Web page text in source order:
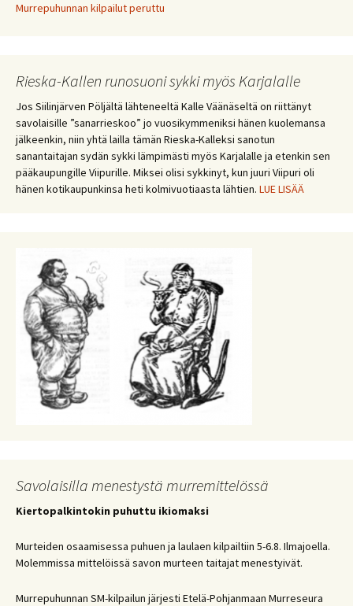
Murrepuhunnan kilpailut peruttu
Rieska-Kallen runosuoni sykki myös Karjalalle
Jos Siilinjärven Pöljältä lähteneeltä Kalle Väänäseltä on riittänyt
savolaisille ”sanarrieskoo” jo vuosikymmeniksi hänen kuolemansa
jälkeenkin, niin yhtä lailla tämän Rieska-Kalleksi sanotun
sanantaitajan sydän sykki lämpimästi myös Karjalalle ja etenkin sen
pääkaupungille Viipurille. Miksei olisi sykkinyt, kun juuri Viipuri oli
hänen kotikaupunkinsa heti kolmivuotiaasta lähtien. LUE LISÄÄ
Savolaisilla menestystä murremittelössä
Kiertopalkintokin puhuttu ikiomaksi
Murteiden osaamisessa puhuen ja laulaen kilpailtiin 5-6.8. Ilmajoella.
Molemmissa mittelöissä savon murteen taitajat menestyivät.
Murrepuhunnan SM-kilpailun järjesti Etelä-Pohjanmaan Murreseura